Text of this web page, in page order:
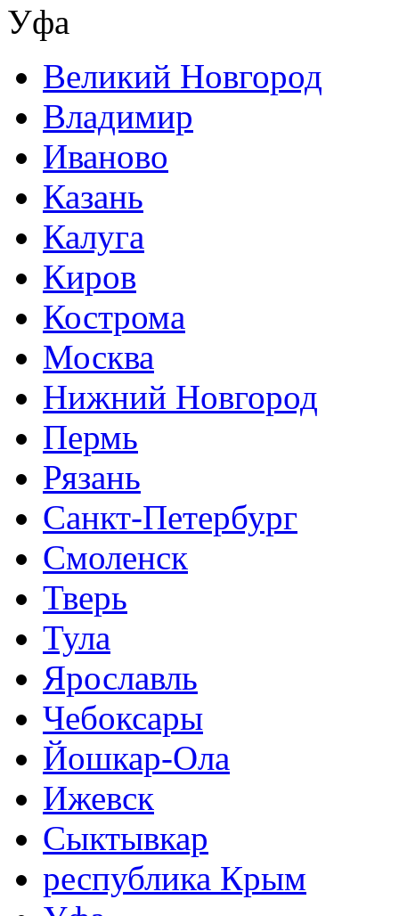
Уфа
Великий Новгород
Владимир
Иваново
Казань
Калуга
Киров
Кострома
Москва
Нижний Новгород
Пермь
Рязань
Санкт-Петербург
Смоленск
Тверь
Тула
Ярославль
Чебоксары
Йошкар-Ола
Ижевск
Сыктывкар
республика Крым